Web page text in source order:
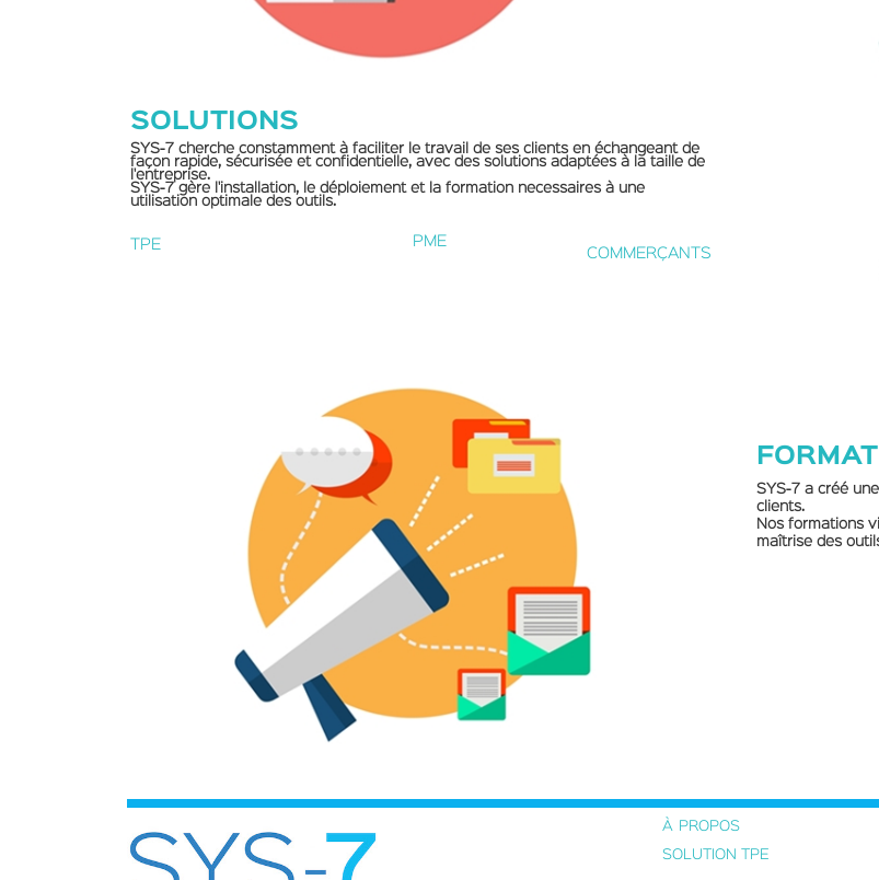
SOLUTIONS
SYS-7 cherche constamment à faciliter le travail de ses clients en échangeant de
façon rapide, sécurisée et confidentielle, avec des solutions adaptées à la taille de
l'entreprise.
SYS-7 gère l'installation, le déploiement et la formation necessaires à une
utilisation optimale des outils.
TPE PME
COMMERÇANTS
SYS-7 a créé
clients.
Nos formations
maîtrise des
À PROPOS
SOLUTION TPE